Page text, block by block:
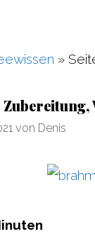
»
von Denis